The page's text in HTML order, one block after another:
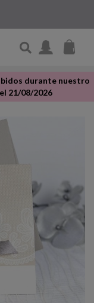
durante nuestro
21/08/2026